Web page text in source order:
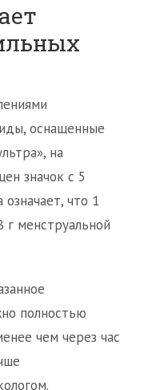
оснащенные
на
значок с 5
что 1
менструальной
полностью
чем через час